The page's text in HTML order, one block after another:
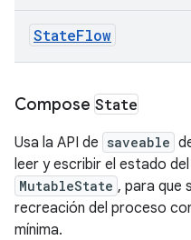
StateFlow
Compose State
Usa la API de saveable
leer y escribir el estado
MutableState , para que
recreación del proceso
mínima.